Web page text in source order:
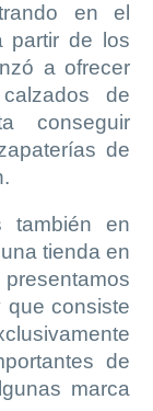
en el
partir de los
a ofrecer
de
conseguir
de
también en
tienda en
que consiste
de
marca